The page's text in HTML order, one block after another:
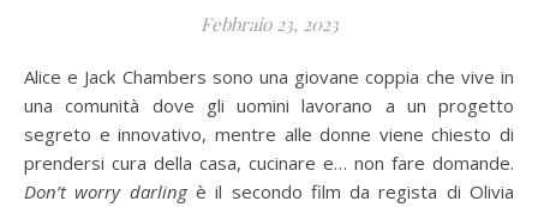
Febbraio 23, 2023
Alice e Jack Chambers sono una giovane coppia che vive in
una comunità dove gli uomini lavorano a un progetto
segreto e innovativo, mentre alle donne viene chiesto di
prendersi cura della casa, cucinare e… non fare domande.
Don’t worry darlingè il secondo film da regista di Olivia